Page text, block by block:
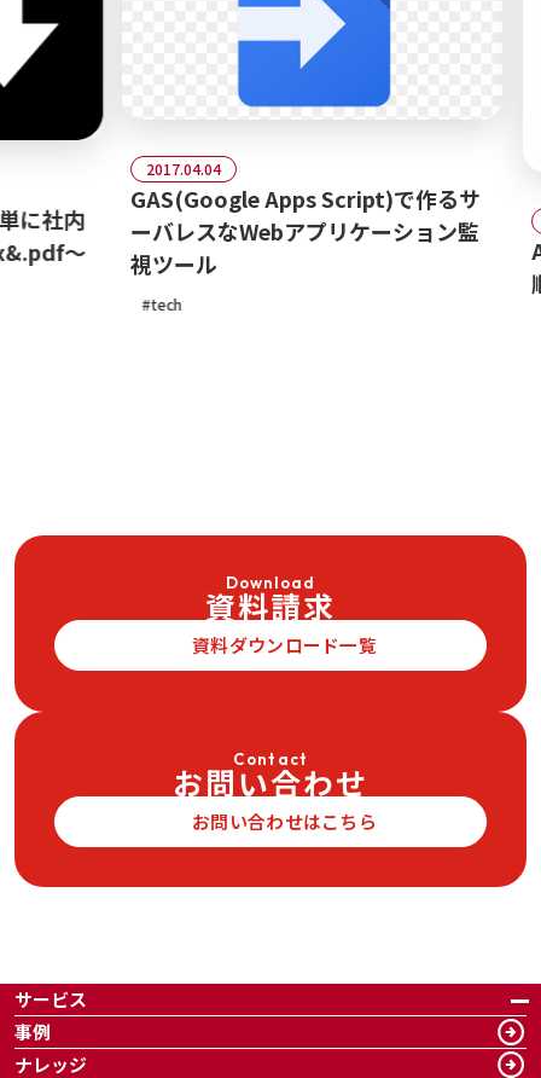
社内
～
2017.04.04
GAS(Google Apps Script)で作るサ
ーバレスなWebアプリケーション監
視ツール
tech
Download
資料請求
資料ダウンロード一覧
Contact
お問い合わせ
お問い合わせはこちら
サービス
事例
ナレッジ